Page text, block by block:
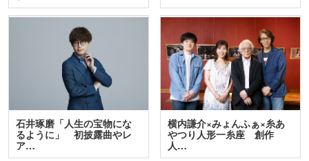
石井琢磨「人生の宝物にな
るように」 初披露曲やレ
ア…
横内謙介×みょんふぁ×糸あ
やつり人形一糸座 創作
人…